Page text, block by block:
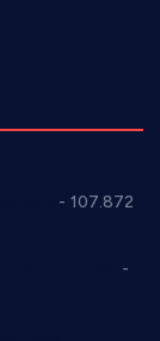
- 107.872
-